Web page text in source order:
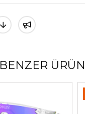
BENZER